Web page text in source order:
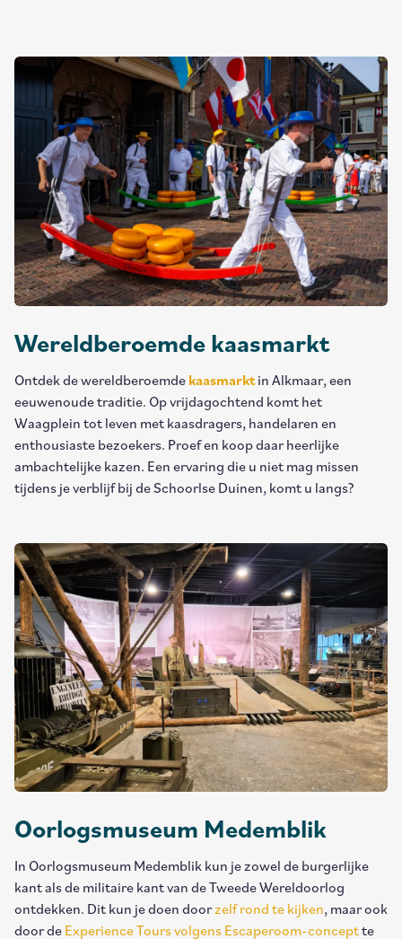
Wereldberoemde kaasmarkt
Ontdek de wereldberoemde kaasmarktin Alkmaar, een
eeuwenoude traditie. Op vrijdagochtend komt het
Waagplein tot leven met kaasdragers, handelaren en
enthousiaste bezoekers. Proef en koop daar heerlijke
ambachtelijke kazen. Een ervaring die u niet mag missen
tijdens je verblijf bij de Schoorlse Duinen, komt u langs?
Oorlogsmuseum Medemblik
In Oorlogsmuseum Medemblik kun je zowel de burgerlijke
kant als de militaire kant van de Tweede Wereldoorlog
ontdekken. Dit kun je doen doorzelf rond te kijken, maar ook
door de Experience Tours volgens Escaperoom-conceptte